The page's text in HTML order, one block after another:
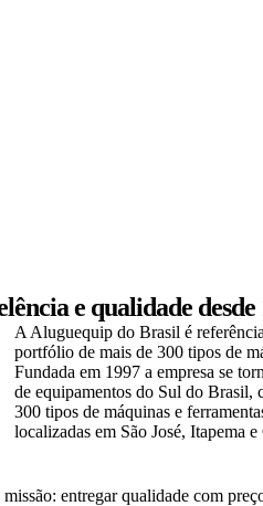
e qualidade desde
A Aluguequip do Brasil é
portfólio de mais de 300 tipos de
Fundada em 1997 a empresa se
de equipamentos do Sul do Brasil,
300 tipos de máquinas e
localizadas em São José, Itapema
missão: entregar qualidade com